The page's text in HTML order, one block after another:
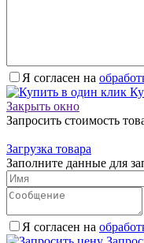
Я согласен на
Закрыть окно
Запросить стоимость
Загрузка товара
Заполните данные для
Я согласен на